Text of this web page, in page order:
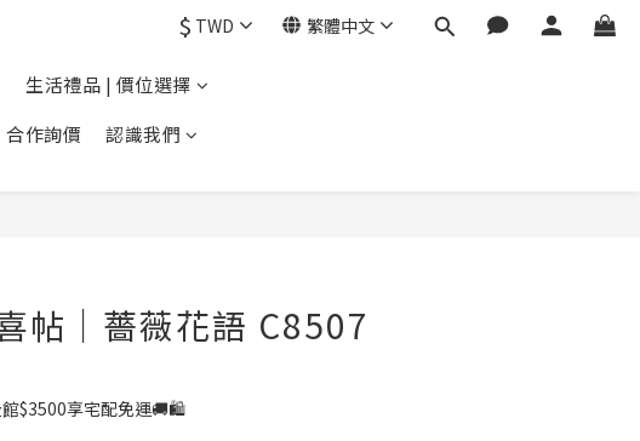
$ TWD 繁體中文
生活禮品 | 價位選擇
合作詢價 認識我們
帖｜薔薇花語 C8507
$3500享宅配免運🚚🛍️